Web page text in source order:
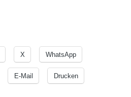
X WhatsApp
E-Mail Drucken